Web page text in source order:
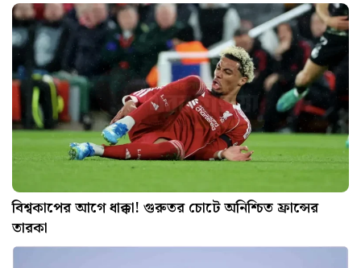
বিশ্বকাপের আগে ধাক্কা! গুরুতর চোটে অনিশ্চিত ফ্রান্সের
তারকা